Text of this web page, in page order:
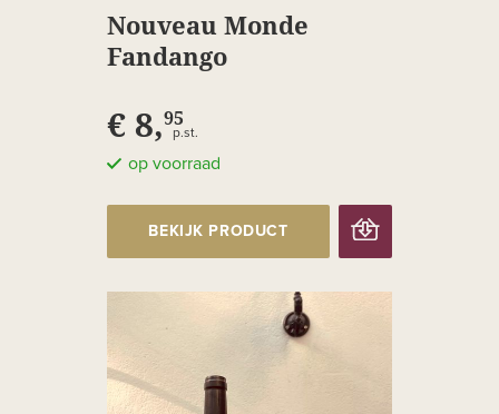
Nouveau Monde
Fandango
€ 8,95
p.st.
op voorraad
BEKIJK PRODUCT